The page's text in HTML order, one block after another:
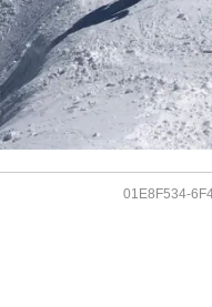
01E8F534-